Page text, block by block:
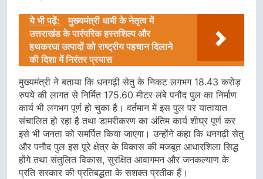
ये भी पढ़ें:
मुख्यमंत्री धामी के नेतृत्व में
उत्तराखंड के पारंपरिक हस्तशिल्प और
हथकरघा उत्पादों को राष्ट्रीय पहचान दिलाने
की दिशा में निरंतर प्रयास
मुख्यमंत्री ने बताया कि धनगढ़ी सेतु के निकट लगभग 18.43 करोड़
रुपये की लागत से निर्मित 175.60 मीटर लंबे पनौद पुल का निर्माण
कार्य भी लगभग पूर्ण हो चुका है। वर्तमान में इस पुल पर यातायात
संचालित हो रहा है तथा डामरीकरण का अंतिम कार्य शीघ्र पूर्ण कर
इसे भी जनता को समर्पित किया जाएगा। उन्होंने कहा कि धनगढ़ी सेतु
और पनौद पुल इस पूरे क्षेत्र के विकास की मजबूत आधारशिला सिद्ध
होंगे तथा संतुलित विकास, सुरक्षित आवागमन और जनकल्याण के
प्रति सरकार की प्रतिबद्धता के सशक्त प्रतीक हैं।